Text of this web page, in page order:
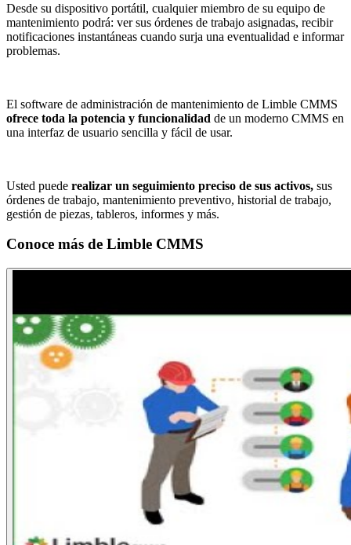
Desde su dispositivo portátil, cualquier miembro de su equipo de
mantenimiento podrá: ver sus órdenes de trabajo asignadas, recibir
notificaciones instantáneas cuando surja una eventualidad e informar
problemas.
El software de administración de mantenimiento de Limble CMMS
ofrece toda la potencia y funcionalidad de un moderno CMMS en
una interfaz de usuario sencilla y fácil de usar.
Usted puede realizar un seguimiento preciso de sus activos, sus
órdenes de trabajo, mantenimiento preventivo, historial de trabajo,
gestión de piezas, tableros, informes y más.
Conoce más de Limble CMMS